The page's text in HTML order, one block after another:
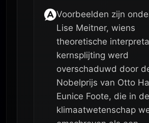
Voorbeelden zijn
Lise Meitner, wiens
theoretische
kernsplijting werd
overschaduwd door
Nobelprijs van Otto
Eunice Foote, die in de
klimaatwetenschap